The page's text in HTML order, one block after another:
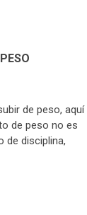
de peso, aquí
de peso no es
de disciplina,